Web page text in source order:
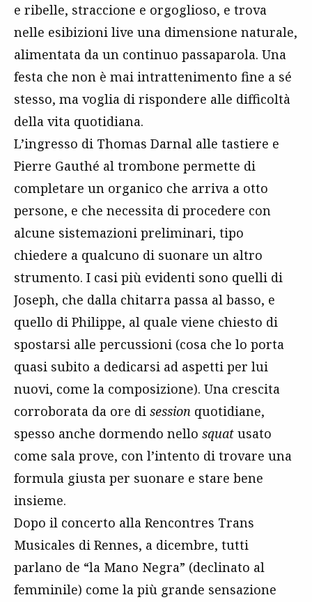
e ribelle, straccione e orgoglioso, e trova
nelle esibizioni live una dimensione naturale,
alimentata da un continuo passaparola. Una
festa che non è mai intrattenimento fine a sé
stesso, ma voglia di rispondere alle difficoltà
della vita quotidiana.
L’ingresso di Thomas Darnal alle tastiere e
Pierre Gauthé al trombone permette di
completare un organico che arriva a otto
persone, e che necessita di procedere con
alcune sistemazioni preliminari, tipo
chiedere a qualcuno di suonare un altro
strumento. I casi più evidenti sono quelli di
Joseph, che dalla chitarra passa al basso, e
quello di Philippe, al quale viene chiesto di
spostarsi alle percussioni (cosa che lo porta
quasi subito a dedicarsi ad aspetti per lui
nuovi, come la composizione). Una crescita
corroborata da ore di session quotidiane,
spesso anche dormendo nello squat usato
come sala prove, con l’intento di trovare una
formula giusta per suonare e stare bene
insieme.
Dopo il concerto alla Rencontres Trans
Musicales di Rennes, a dicembre, tutti
parlano de “la Mano Negra” (declinato al
femminile) come la più grande sensazione